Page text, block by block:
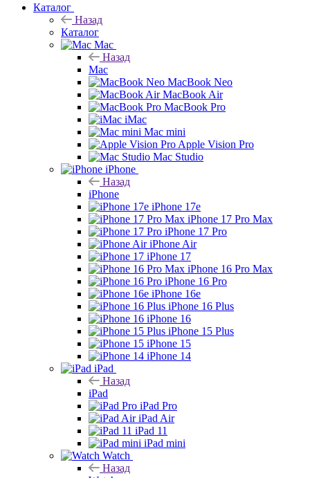
Каталог
Назад
Каталог
Mac
Назад
Mac
MacBook Neo
MacBook Air
MacBook Pro
iMac
Mac mini
Apple Vision Pro
Mac Studio
iPhone
Назад
iPhone
iPhone 17e
iPhone 17 Pro Max
iPhone 17 Pro
iPhone Air
iPhone 17
iPhone 16 Pro Max
iPhone 16 Pro
iPhone 16e
iPhone 16 Plus
iPhone 16
iPhone 15 Plus
iPhone 15
iPhone 14
iPad
Назад
iPad
iPad Pro
iPad Air
iPad 11
iPad mini
Watch
Назад